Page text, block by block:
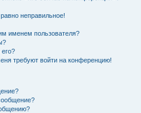
неправильное!
именем пользователя?
требуют войти на конференцию!